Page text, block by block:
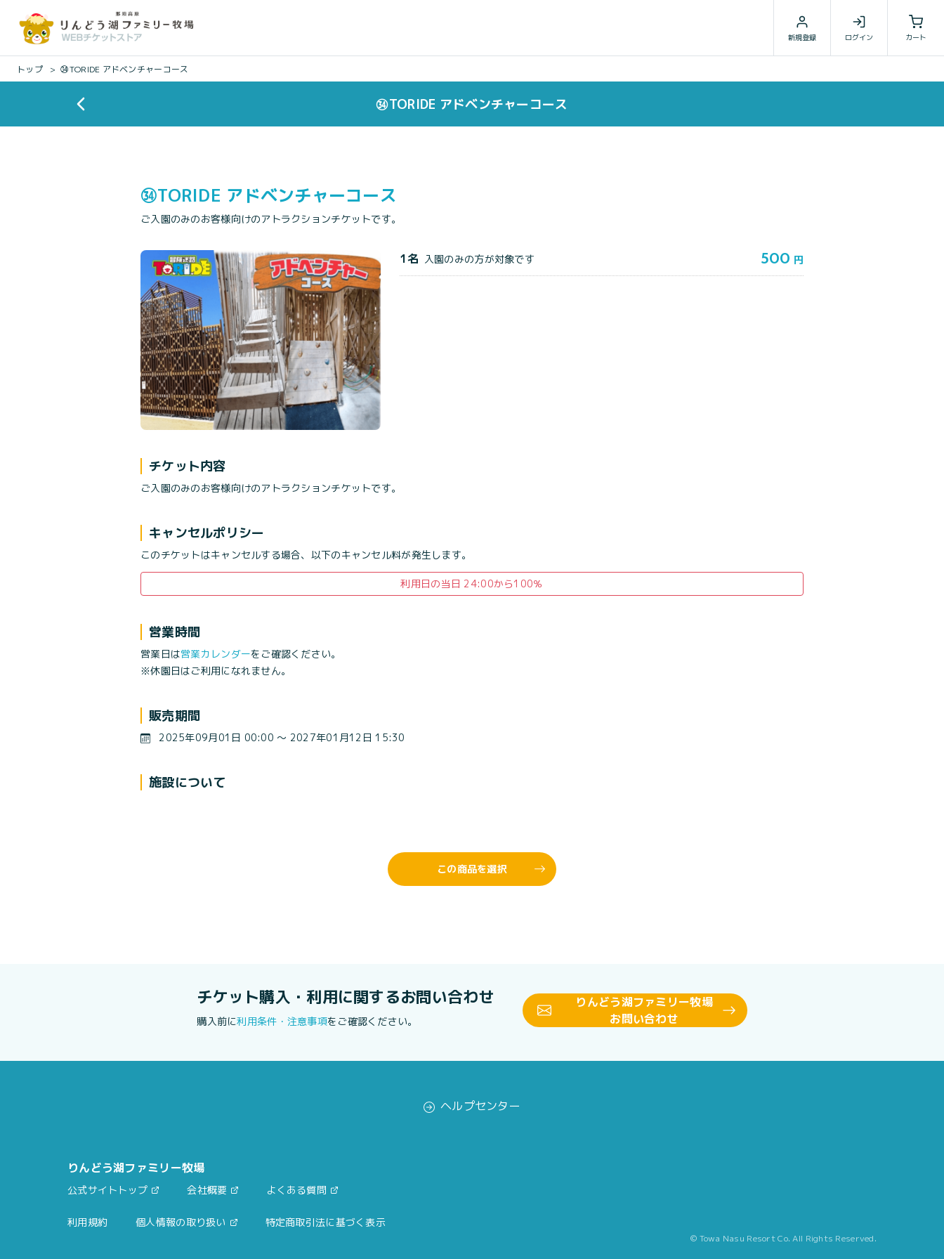
新規登録 ログイン カート
トップ ㉞TORIDE アドベンチャーコース
㉞TORIDE アドベンチャーコース
㉞TORIDE アドベンチャーコース
ご入園のみのお客様向けのアトラクションチケットです。
1名 入園のみの方が対象です 500 円
チケット内容
ご入園のみのお客様向けのアトラクションチケットです。
キャンセルポリシー
このチケットはキャンセルする場合、以下のキャンセル料が発生します。
利用日の当日 24:00から100％
営業時間
営業日は営業カレンダーをご確認ください。
※休園日はご利用になれません。
販売期間
2025年09月01日 00:00 〜 2027年01月12日 15:30
施設について
この商品を選択
チケット購入・利用に関するお問い合わせ
購入前に利用条件・注意事項をご確認ください。
りんどう湖ファミリー牧場
お問い合わせ
ヘルプセンター
りんどう湖ファミリー牧場
公式サイトトップ 会社概要 よくある質問
利用規約 個人情報の取り扱い 特定商取引法に基づく表示
© Towa Nasu Resort Co. All Rights Reserved.